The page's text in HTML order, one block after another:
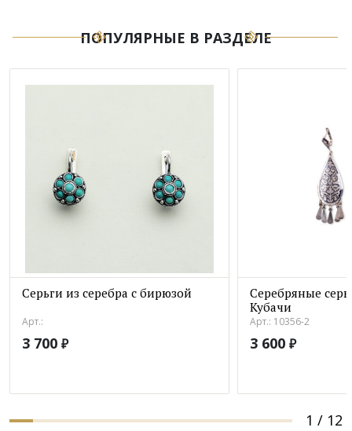
ПОПУЛЯРНЫЕ В РАЗДЕЛЕ
Серьги из серебра с бирюзой
Арт.:
3 700 ₽
Серебряные
Кубачи
Арт.: 10356-2
3 600 ₽
1 / 12